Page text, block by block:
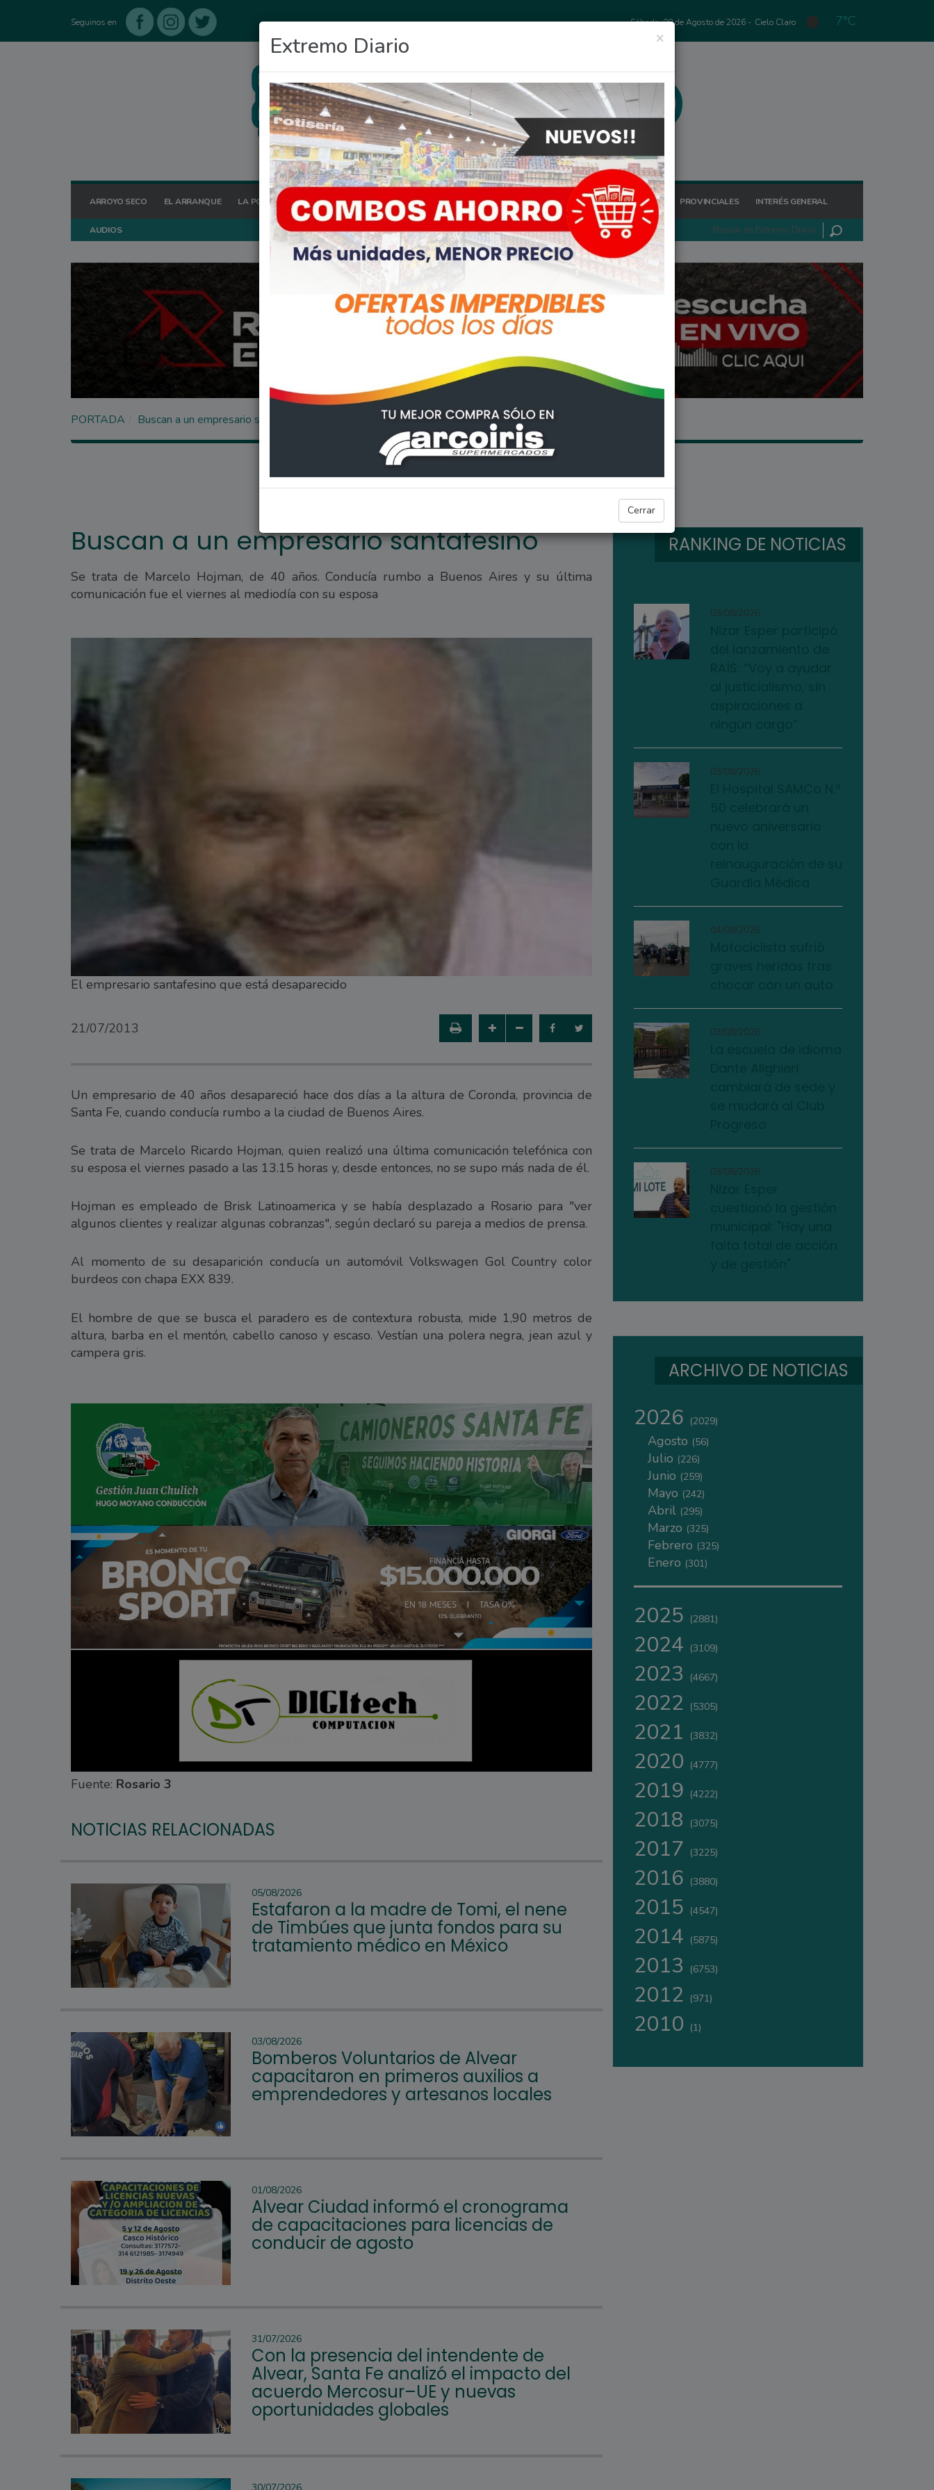
Seguinos en Sábado, 08 de Agosto de 2026 - Cielo Claro 7°C
ARROYO SECO EL ARRANQUE LA POSTA HOY OCIO DEPORTES FIGHIERA GENERAL LAGOS POLICIALES REGIONALES PROVINCIALES INTERÉS GENERAL
AUDIOS
×
Extremo Diario
Cerrar
PORTADA Buscan a un empresario santafesino
REGIONALES
Buscan a un empresario santafesino
Se trata de Marcelo Hojman, de 40 años. Conducía rumbo a Buenos Aires y su última
comunicación fue el viernes al mediodía con su esposa
El empresario santafesino que está desaparecido
21/07/2013
Un empresario de 40 años desapareció hace dos días a la altura de Coronda, provincia de
Santa Fe, cuando conducía rumbo a la ciudad de Buenos Aires.
Se trata de Marcelo Ricardo Hojman, quien realizó una última comunicación telefónica con
su esposa el viernes pasado a las 13.15 horas y, desde entonces, no se supo más nada de él.
Hojman es empleado de Brisk Latinoamerica y se había desplazado a Rosario para "ver
algunos clientes y realizar algunas cobranzas", según declaró su pareja a medios de prensa.
Al momento de su desaparición conducía un automóvil Volkswagen Gol Country color
burdeos con chapa EXX 839.
El hombre de que se busca el paradero es de contextura robusta, mide 1,90 metros de
altura, barba en el mentón, cabello canoso y escaso. Vestían una polera negra, jean azul y
campera gris.
Fuente: Rosario 3
NOTICIAS RELACIONADAS
05/08/2026
Estafaron a la madre de Tomi, el nene
de Timbúes que junta fondos para su
tratamiento médico en México
03/08/2026
Bomberos Voluntarios de Alvear
capacitaron en primeros auxilios a
emprendedores y artesanos locales
01/08/2026
Alvear Ciudad informó el cronograma
de capacitaciones para licencias de
conducir de agosto
31/07/2026
Con la presencia del intendente de
Alvear, Santa Fe analizó el impacto del
acuerdo Mercosur–UE y nuevas
oportunidades globales
RANKING DE NOTICIAS
03/08/2026
03/08/2026
04/08/2026
03/08/2026
03/08/2026
ARCHIVO DE NOTICIAS
2026 (2029)
Agosto (56)
Julio (226)
Junio (259)
Mayo (242)
Abril (295)
Marzo (325)
Febrero (325)
Enero (301)
2025 (2881)
2024 (3109)
2023 (4667)
2022 (5305)
2021 (3832)
2020 (4777)
2019 (4222)
2018 (3075)
2017 (3225)
2016 (3880)
2015 (4547)
2014 (5875)
2013 (6753)
2012 (971)
2010 (1)